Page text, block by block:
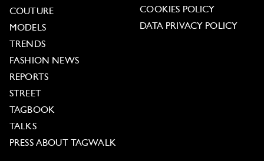
COUTURE
MODELS
TRENDS
FASHION NEWS
REPORTS
STREET
TAGBOOK
TALKS
PRESS ABOUT TAGWALK
COOKIES POLICY
DATA PRIVACY POLICY